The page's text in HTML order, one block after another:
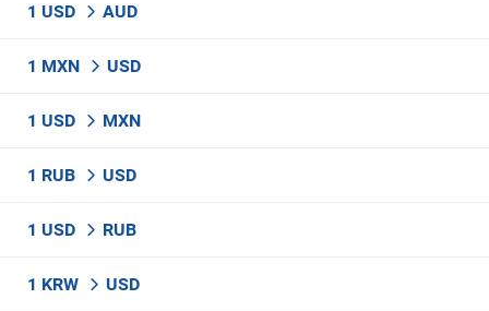
1 USD AUD
1 MXN USD
1 USD MXN
1 RUB USD
1 USD RUB
1 KRW USD